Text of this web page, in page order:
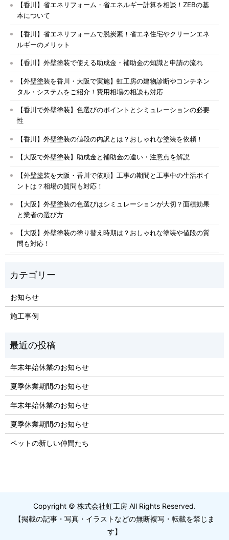
【香川】省エネリフォーム・省エネルギー計算を相談！ZEBの基
本について
【香川】省エネリフォームで脱炭素！省エネ住宅やクリーンエネ
ルギーのメリット
【香川】外壁塗装で使える助成金・補助金の知識と申請の流れ
【外壁塗装を香川・大阪で実施】虹工房の建物診断やコンチネン
タル・システムをご紹介！費用相場の相談も対応
【香川で外壁塗装】色選びのポイントとシミュレーションの必要
性
【香川】外壁塗装の値段の内訳とは？おしゃれな塗装を依頼！
【大阪で外壁塗装】助成金と補助金の違い・注意点を解説
【外壁塗装を大阪・香川で依頼】工事の期間と工事中の生活ポイ
ントは？相場の質問も対応！
【大阪】外壁塗装の色選びはシミュレーションが大切？面積効果
と業者の選び方
【大阪】外壁塗装の塗り替え時期は？おしゃれな塗装や値段の質
問も対応！
お知らせ
施工事例
年末年始休業のお知らせ
夏季休業期間のお知らせ
年末年始休業のお知らせ
夏季休業期間のお知らせ
ペットの新しい仲間たち
Copyright © 株式会社虹工房 All Rights Reserved.
【掲載の記事・写真・イラストなどの無断複写・転載を禁じま
す】